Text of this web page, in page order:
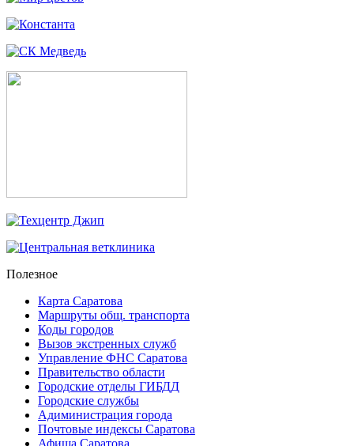
Полезное
Карта Саратова
Маршруты общ. транспорта
Коды городов
Вызов экстренных служб
Управление ФНС Саратова
Правительство области
Городские отделы ГИБДД
Городские службы
Адиминистрация города
Почтовые индексы Саратова